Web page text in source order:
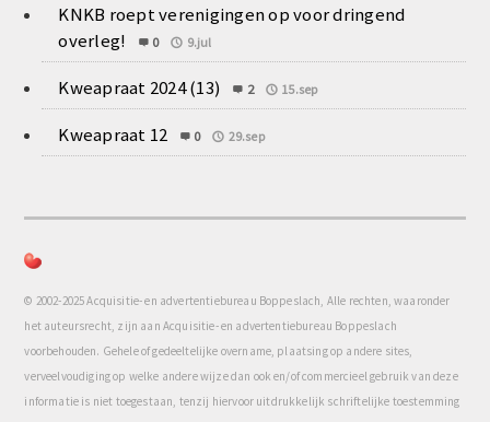
KNKB roept verenigingen op voor dringend
overleg!
0 9.jul
Kweapraat 2024 (13) 2 15.sep
Kweapraat 12 0 29.sep
© 2002-2025 Acquisitie- en advertentiebureau Boppeslach, Alle rechten, waaronder
het auteursrecht, zijn aan Acquisitie- en advertentiebureau Boppeslach
voorbehouden. Gehele of gedeeltelijke overname, plaatsing op andere sites,
verveelvoudiging op welke andere wijze dan ook en/of commercieel gebruik van deze
informatie is niet toegestaan, tenzij hiervoor uitdrukkelijk schriftelijke toestemming